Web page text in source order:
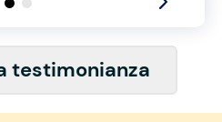
testimonianza